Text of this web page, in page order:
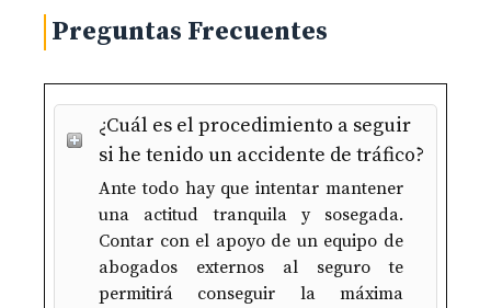
Preguntas Frecuentes
¿Cuál es el procedimiento a seguir
si he tenido un accidente de tráfico?
Ante todo hay que intentar mantener
una actitud tranquila y sosegada.
Contar con el apoyo de un equipo de
abogados externos al seguro te
permitirá conseguir la máxima